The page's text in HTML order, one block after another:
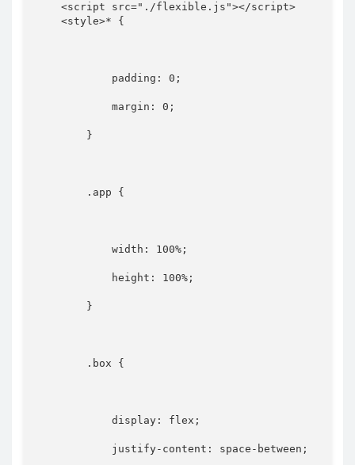
<script src=" ./flexible.js "></script>
<style>* {
padding : 0 ;
margin : 0 ;
}
.app {
width : 100% ;
height : 100% ;
}
.box {
display : flex ;
justify-content : space-between ;